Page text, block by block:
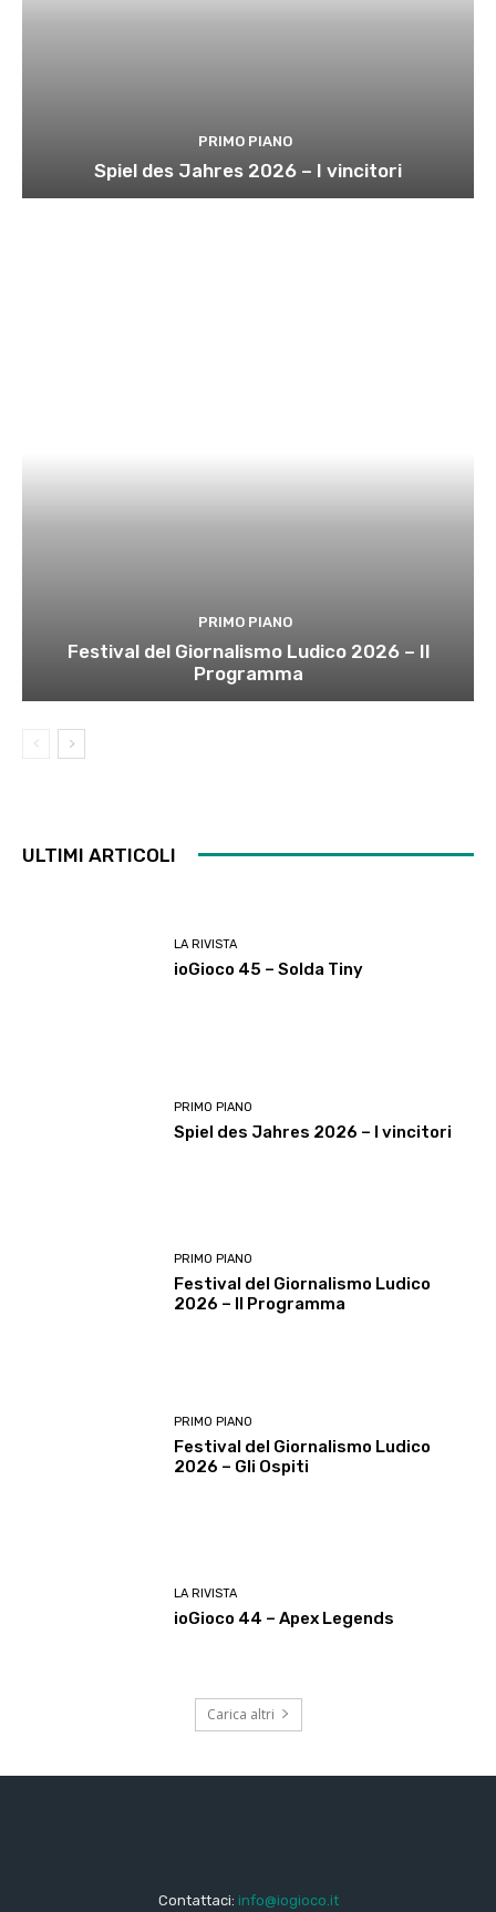
PRIMO PIANO
Spiel des Jahres 2026 – I vincitori
PRIMO PIANO
Festival del Giornalismo Ludico 2026 – Il
Programma
ULTIMI ARTICOLI
LA RIVISTA
ioGioco 45 – Solda Tiny
PRIMO PIANO
Spiel des Jahres 2026 – I vincitori
PRIMO PIANO
Festival del Giornalismo Ludico
2026 – Il Programma
PRIMO PIANO
Festival del Giornalismo Ludico
2026 – Gli Ospiti
LA RIVISTA
ioGioco 44 – Apex Legends
Carica altri
Contattaci: info@iogioco.it